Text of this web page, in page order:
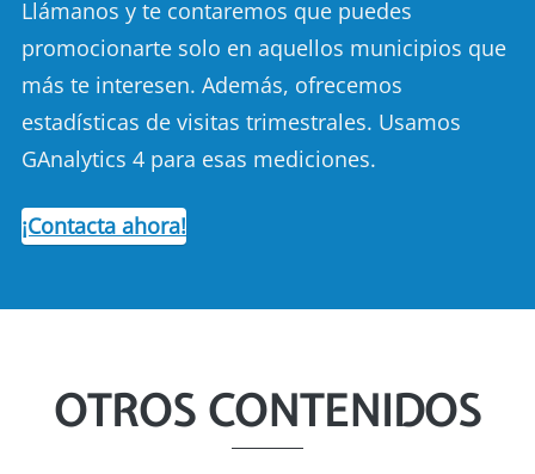
Llámanos y te contaremos que puedes
promocionarte solo en aquellos municipios que
más te interesen. Además, ofrecemos
estadísticas de visitas trimestrales. Usamos
GAnalytics 4 para esas mediciones.
¡Contacta ahora!
OTROS CONTENIDOS